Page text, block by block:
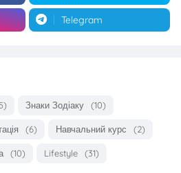
Telegram
Знаки Зодіаку (10)
(6) Навчальний курс (2)
(10) Lifestyle (31)